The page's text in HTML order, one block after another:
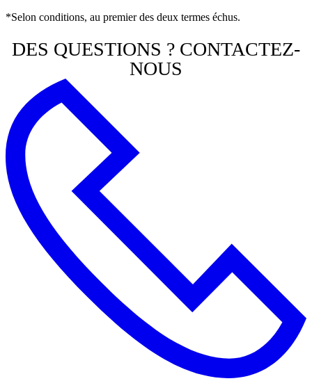
*Selon conditions, au premier des deux termes échus.
DES QUESTIONS ? CONTACTEZ-
NOUS